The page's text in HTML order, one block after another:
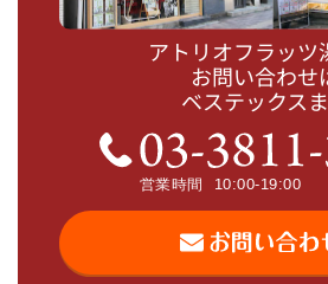
アトリオフラッツ
お問い合わせ
ベステックス